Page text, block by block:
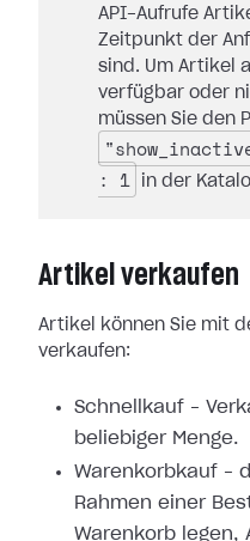
API-Aufrufe
Zeitpunkt der
sind. Um Artikel
verfügbar oder
müssen Sie den
: 1
in der
Artikel verkaufen
Artikel können Sie mit
verkaufen:
Schnellkauf –
beliebiger Menge.
Warenkorbkauf –
Rahmen einer
Warenkorb legen,